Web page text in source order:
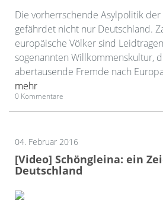
Die vorherrschende Asylpolitik
gefährdet nicht nur Deutschland.
europäische Völker sind
sogenannten Willkommenskultur,
abertausende Fremde nach
mehr
0 Kommentare
04. Februar 2016
[Video] Schöngleina: ein
Deutschland